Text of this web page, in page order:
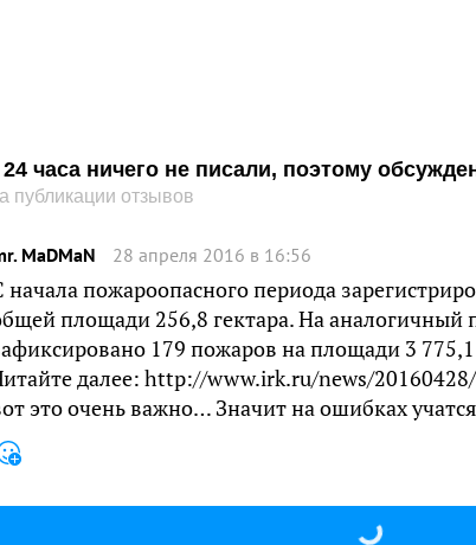
часа ничего не писали, поэтому
публикации отзывов
MaDMaN 28 апреля 2016 в 16:56
начала пожароопасного периода
площади 256,8 гектара. На аналогичный
179 пожаров на площади 3 775,1
далее: http://www.irk.ru/news/
это очень важно… Значит на ошибках учатся